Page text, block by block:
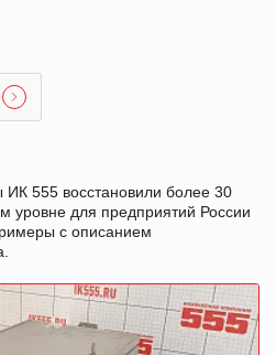
555 восстановили более 30
уровне для предприятий России
с описанием